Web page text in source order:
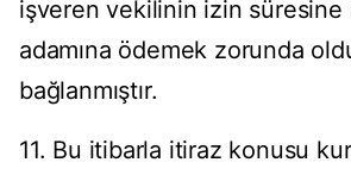
işveren vekilinin izin
adamına ödemek zorunda
bağlanmıştır.
11. Bu itibarla itiraz konusu